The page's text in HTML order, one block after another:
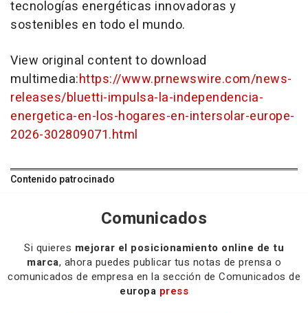
tecnologías energéticas innovadoras y
sostenibles en todo el mundo.
View original content to download
multimedia:https://www.prnewswire.com/news-
releases/bluetti-impulsa-la-independencia-
energetica-en-los-hogares-en-intersolar-europe-
2026-302809071.html
Contenido patrocinado
Comunicados
Si quieres mejorar el posicionamiento online de tu
marca, ahora puedes publicar tus notas de prensa o
comunicados de empresa en la sección de Comunicados de
europa press